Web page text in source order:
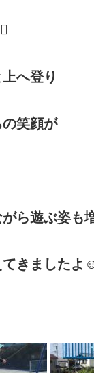
へ登り
笑顔が
ら遊ぶ姿も
てきましたよ